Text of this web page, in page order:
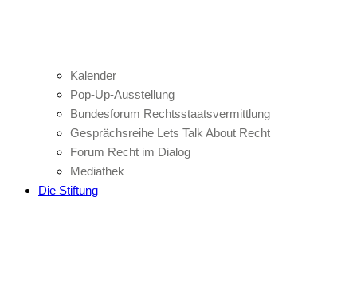
Kalender
Pop-Up-Ausstellung
Bundesforum Rechtsstaatsvermittlung
Gesprächsreihe Lets Talk About Recht
Forum Recht im Dialog
Mediathek
Die Stiftung